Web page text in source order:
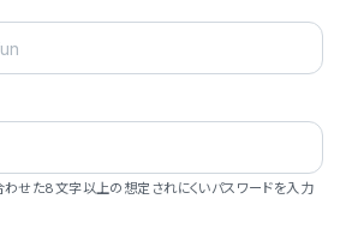
せた8文字以上の想定されにくいパスワードを入力